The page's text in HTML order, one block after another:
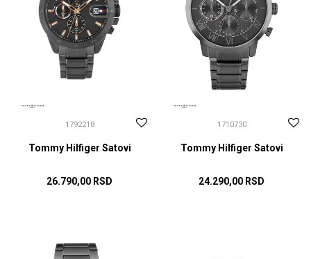
1792218
Tommy Hilfiger Satovi
26.790,00 RSD
1710730
Tommy Hilfiger Satovi
24.290,00 RSD